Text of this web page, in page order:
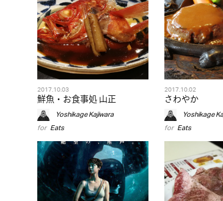
2017.10.03
鮮魚・お食事処 山正
Yoshikage Kajiwara
for Eats
2017.10.02
さわやか
Yoshikage
for Eats